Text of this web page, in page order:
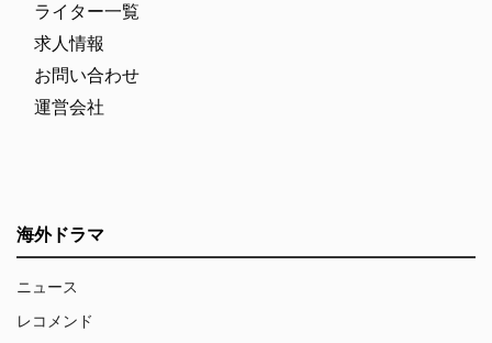
ライター一覧
求人情報
お問い合わせ
運営会社
海外ドラマ
ニュース
レコメンド